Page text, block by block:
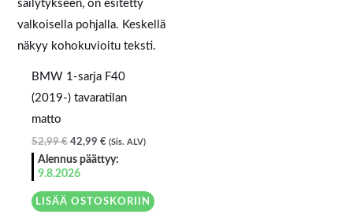
BMW 1-sarja F40
(2019-) tavaratilan
matto
52,99€ 42,99 € (Sis. ALV)
Alennus päättyy:
9.8.2026
LISÄÄ OSTOSKORIIN